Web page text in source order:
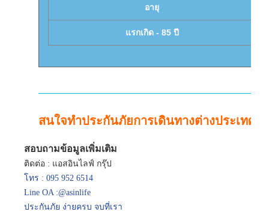
อายุ
แรกเกิด - 85 ปี
สนใจทำประกันภัยการเดินทางต่างประเทศ
สอบถามข้อมูลเพิ่มเติม
ติดต่อ : แอสอินไลฟ์ กรุ๊ป
โทร : 095 952 6514
Line OA :@asinlife
ประกันภัย ง่ายครบ จบที่เรา